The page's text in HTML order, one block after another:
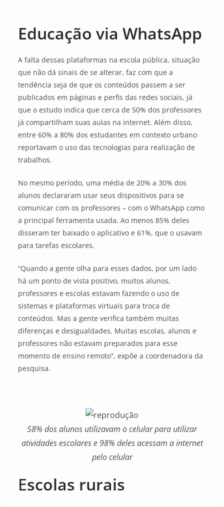
Educação via WhatsApp
A falta dessas plataformas na escola pública, situação
que não dá sinais de se alterar, faz com que a
tendência seja de que os conteúdos passem a ser
publicados em páginas e perfis das redes sociais, já
que o estudo indica que cerca de 50% dos professores
já compartilham suas aulas na internet. Além disso,
entre 60% a 80% dos estudantes em contexto urbano
reportavam o uso das tecnologias para realização de
trabalhos.
No mesmo período, uma média de 20% a 30% dos
alunos declararam usar seus dispositivos para se
comunicar com os professores – com o WhatsApp como
a principal ferramenta usada. Ao menos 85% deles
disseram ter baixado o aplicativo e 61%, que o usavam
para tarefas escolares.
“Quando a gente olha para esses dados, por um lado
há um ponto de vista positivo, muitos alunos,
professores e escolas estavam fazendo o uso de
sistemas e plataformas virtuais para troca de
conteúdos. Mas a gente verifica também muitas
diferenças e desigualdades. Muitas escolas, alunos e
professores não estavam preparados para esse
momento de ensino remoto”, expõe a coordenadora da
pesquisa.
58% dos alunos utilizavam o celular para utilizar
atividades escolares e 98% deles acessam a internet
pelo celular
Escolas rurais